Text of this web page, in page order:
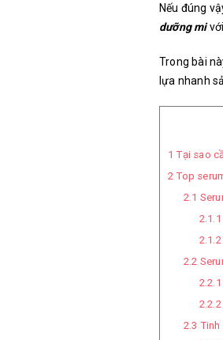
Nếu đúng
dưỡng mi
Trong bài
lựa nhanh
1 Tại sao
2 Top
2.1
2.1.1
2.1.2
2.2
2.2.1
2.2.2
2.3 Tinh